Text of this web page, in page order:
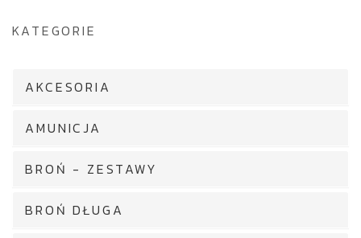
KATEGORIE
AKCESORIA
AMUNICJA
BROŃ - ZESTAWY
BROŃ DŁUGA